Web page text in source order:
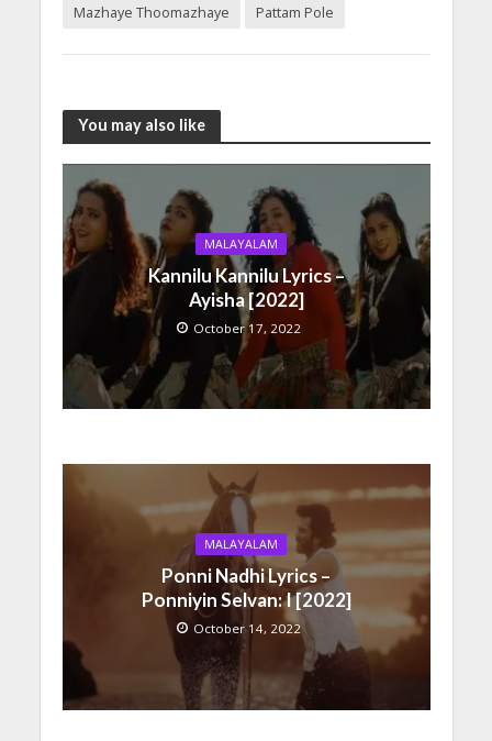
Mazhaye Thoomazhaye Pattam Pole
You may also like
MALAYALAM
Kannilu Kannilu Lyrics –
Ayisha [2022]
October 17, 2022
MALAYALAM
Ponni Nadhi Lyrics –
Ponniyin Selvan: I [2022]
October 14, 2022